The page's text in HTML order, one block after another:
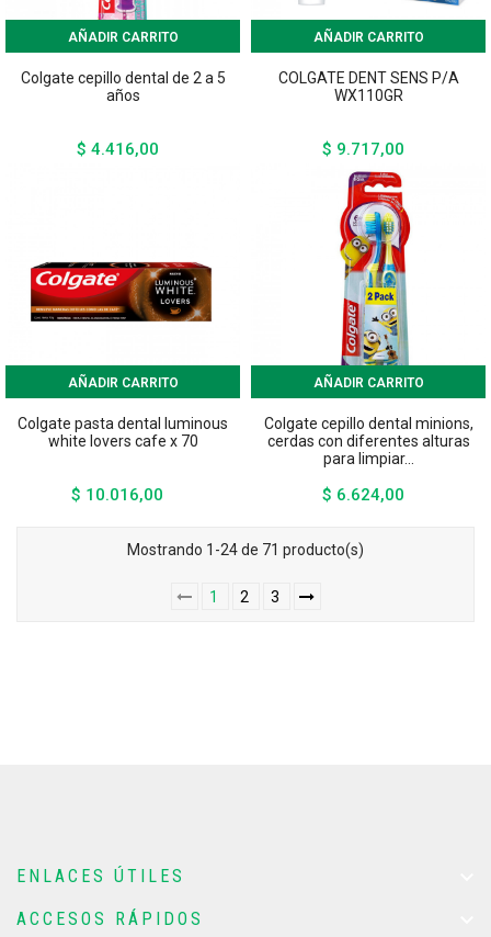
AÑADIR CARRITO
Colgate cepillo dental de 2 a 5
años
$ 4.416,00
AÑADIR CARRITO
COLGATE DENT SENS P/A
WX110GR
$ 9.717,00
AÑADIR CARRITO
Colgate pasta dental luminous
white lovers cafe x 70
$ 10.016,00
AÑADIR CARRITO
Colgate cepillo dental minions,
cerdas con diferentes alturas
para limpiar...
$ 6.624,00
Mostrando 1-24 de 71 producto(s)
1 2 3
ENLACES ÚTILES
ACCESOS RÁPIDOS